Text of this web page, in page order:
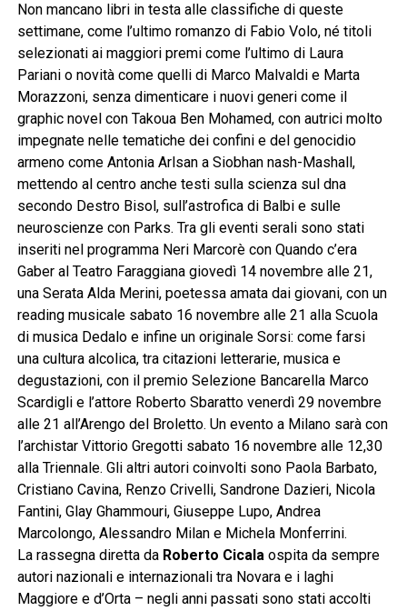
Non mancano libri in testa alle classifiche di queste
settimane, come l’ultimo romanzo di Fabio Volo, né titoli
selezionati ai maggiori premi come l’ultimo di Laura
Pariani o novità come quelli di Marco Malvaldi e Marta
Morazzoni, senza dimenticare i nuovi generi come il
graphic novel con Takoua Ben Mohamed, con autrici molto
impegnate nelle tematiche dei confini e del genocidio
armeno come Antonia Arlsan a Siobhan nash-Mashall,
mettendo al centro anche testi sulla scienza sul dna
secondo Destro Bisol, sull’astrofica di Balbi e sulle
neuroscienze con Parks. Tra gli eventi serali sono stati
inseriti nel programma Neri Marcorè con Quando c’era
Gaber al Teatro Faraggiana giovedì 14 novembre alle 21,
una Serata Alda Merini, poetessa amata dai giovani, con un
reading musicale sabato 16 novembre alle 21 alla Scuola
di musica Dedalo e infine un originale Sorsi: come farsi
una cultura alcolica, tra citazioni letterarie, musica e
degustazioni, con il premio Selezione Bancarella Marco
Scardigli e l’attore Roberto Sbaratto venerdì 29 novembre
alle 21 all’Arengo del Broletto. Un evento a Milano sarà con
l’archistar Vittorio Gregotti sabato 16 novembre alle 12,30
alla Triennale. Gli altri autori coinvolti sono Paola Barbato,
Cristiano Cavina, Renzo Crivelli, Sandrone Dazieri, Nicola
Fantini, Glay Ghammouri, Giuseppe Lupo, Andrea
Marcolongo, Alessandro Milan e Michela Monferrini.
La rassegna diretta daRoberto Cicalaospita da sempre
autori nazionali e internazionali tra Novara e i laghi
Maggiore e d’Orta – negli anni passati sono stati accolti